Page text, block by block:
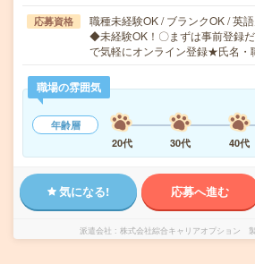
応募資格
職種未経験OK / ブランクOK / 英
◆未経験OK！〇まずは事前登録
で気軽にオンライン登録★氏名
職場の雰囲気
年齢層
20代
30代 40代
気になる! 応募へ進む
派遣会社 株式会社綜合キャリアオプション 製